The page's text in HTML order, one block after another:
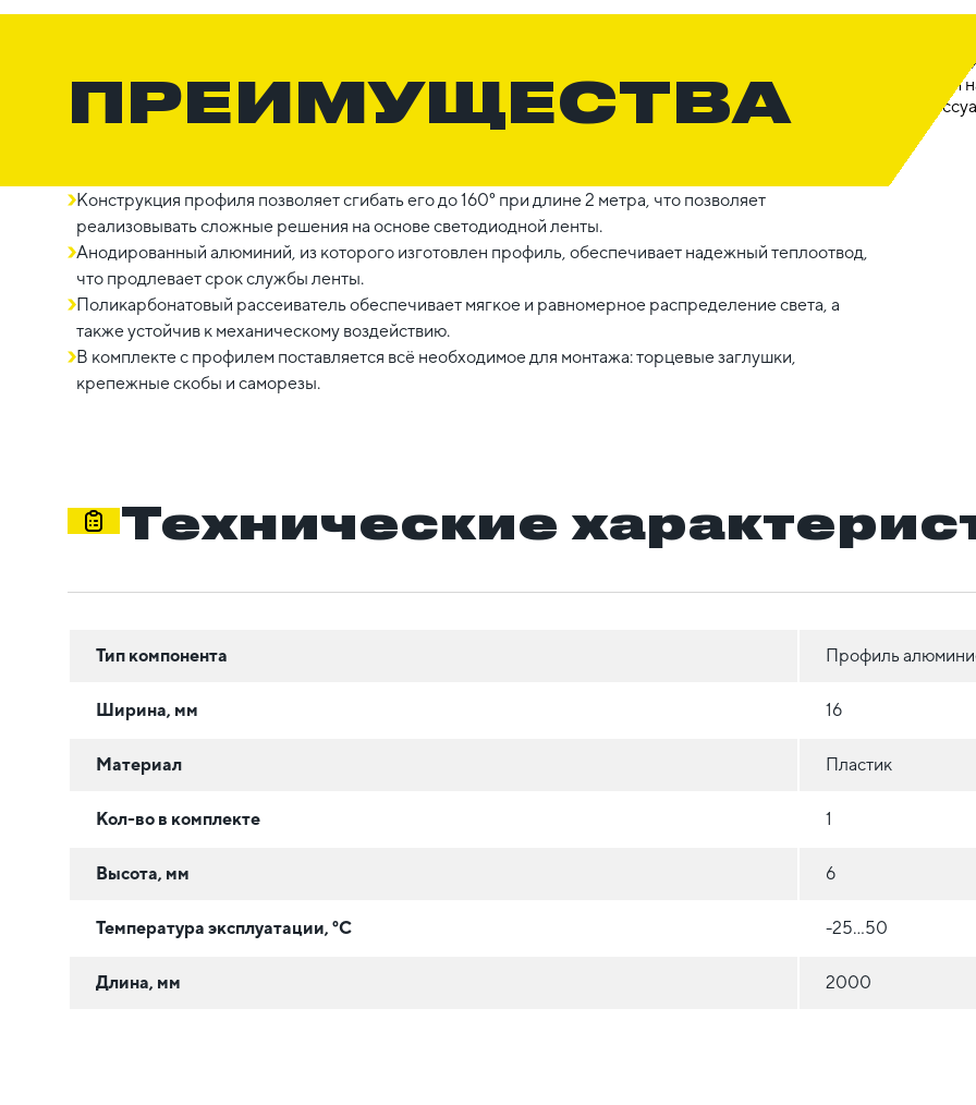
ПРЕИМУЩЕСТВА
Конструкция профиля позволяет сгибать его до 160° при длине 2 метра, что позволяет
реализовывать сложные решения на основе светодиодной ленты.
Анодированный алюминий, из которого изготовлен профиль, обеспечивает надежный теплоотвод,
что продлевает срок службы ленты.
Поликарбонатовый рассеиватель обеспечивает мягкое и равномерное распределение света, а
также устойчив к механическому воздействию.
В комплекте с профилем поставляется всё необходимое для монтажа: торцевые заглушки,
крепежные скобы и саморезы.
Технические
Тип компонента Профиль
Ширина, мм 16
Материал Пластик
Кол-во в комплекте 1
Высота, мм 6
Температура эксплуатации, °C -25...50
Длина, мм 2000